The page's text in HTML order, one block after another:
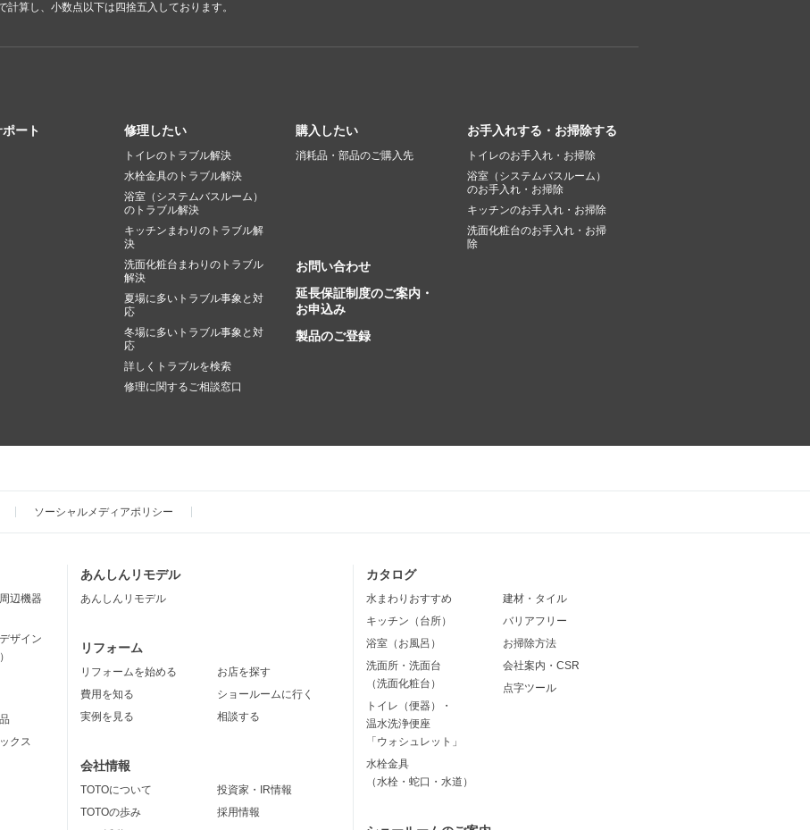
算し、小数点以下は四捨五入しております。
ート 修理したい
トイレのトラブル解決
水栓金具のトラブル解決
浴室（システムバスルーム）
のトラブル解決
キッチンまわりのトラブル解
決
洗面化粧台まわりのトラブル
解決
夏場に多いトラブル事象と対
応
冬場に多いトラブル事象と対
応
詳しくトラブルを検索
修理に関するご相談窓口
購入したい
消耗品・部品のご購入先
お手入れする・お掃除する
トイレのお手入れ・お掃除
浴室（システムバスルーム）
のお手入れ・お掃除
キッチンのお手入れ・お掃除
洗面化粧台のお手入れ・お掃
除
お問い合わせ
延長保証制度のご案内・
お申込み
製品のご登録
ソーシャルメディアポリシー
辺機器
ザイン
クス
あんしんリモデル
あんしんリモデル
リフォーム
リフォームを始める
費用を知る
実例を見る
お店を探す
ショールームに行く
相談する
会社情報
TOTOについて
TOTOの歩み
投資家・IR情報
採用情報
カタログ
水まわりおすすめ
キッチン（台所）
浴室（お風呂）
洗面所・洗面台
（洗面化粧台）
トイレ（便器）・
温水洗浄便座
「ウォシュレット」
水栓金具
（水栓・蛇口・水道）
建材・タイル
バリアフリー
お掃除方法
会社案内・CSR
点字ツール